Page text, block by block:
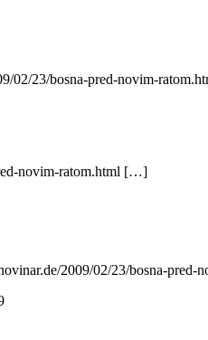
02/23/bosna-pred-novim-
novim-ratom.html […]
2009/02/23/bosna-